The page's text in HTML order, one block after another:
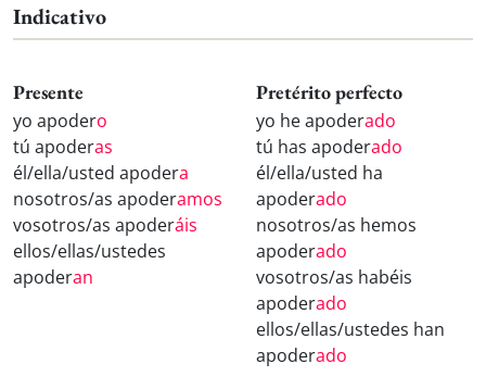
Indicativo
Presente
yo apodero
tú apoderas
él/ella/usted apodera
nosotros/as apoderamos
vosotros/as apoderáis
ellos/ellas/ustedes
apoderan
Pretérito perfecto
yo he apoderado
tú has apoderado
él/ella/usted ha
apoderado
nosotros/as hemos
apoderado
vosotros/as habéis
apoderado
ellos/ellas/ustedes han
apoderado